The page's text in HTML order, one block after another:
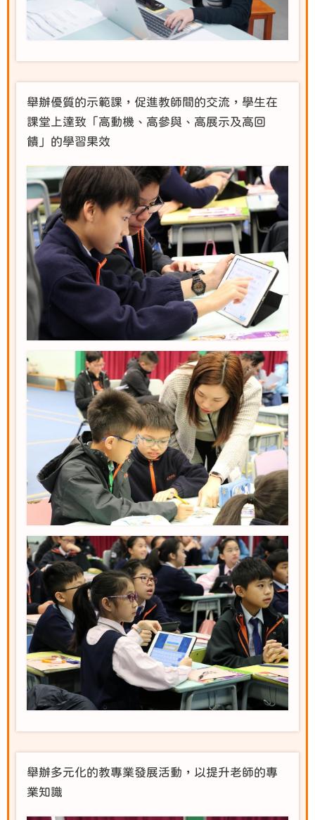
舉辦優質的示範課，促進教師間的交流，學生在
課堂上達致「高動機、高參與、高展示及高回
饋」的學習果效
舉辦多元化的教專業發展活動，以提升老師的專
業知識